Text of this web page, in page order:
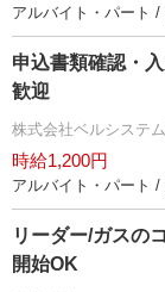
アルバイト・パート
申込書類確認・
歓迎
株式会社ベルシステ
時給1,200円
アルバイト・パート
リーダー/ガスの
開始OK